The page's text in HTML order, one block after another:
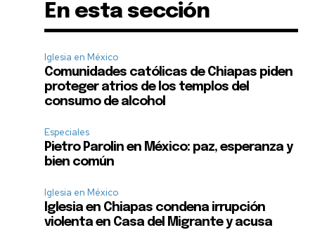
En esta sección
Iglesia en México
Comunidades católicas de Chiapas piden
proteger atrios de los templos del
consumo de alcohol
Especiales
Pietro Parolin en México: paz, esperanza y
bien común
Iglesia en México
Iglesia en Chiapas condena irrupción
violenta en Casa del Migrante y acusa